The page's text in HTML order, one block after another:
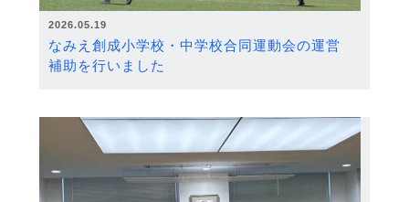
2026.05.19
なみえ創成小学校・中学校合同運動会の運営
補助を行いました